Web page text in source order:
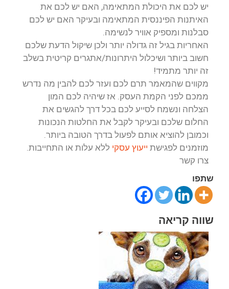
יש לכם את היכולת המתאימה, האם יש לכם את
האיתנות הפיננסית המתאימה ובעיקר האם יש לכם
סבלנות ומספיק אוויר לנשימה.
האחריות בגיל זה גדולה יותר ולכן שיקול הדעת שלכם
חשוב ביותר ושיכלול היתרונות/אתגרים קריטית בשלב
זה יותר מתמיד!
מקווים שהמאמר תרם לכם ועזר לכם להבין מה נדרש
ממכם לפני הקמת העסק. אז שיהיה לכם המון
הצלחה ונשמח לסייע לכם בכל דרך להגשים את
החלום שלכם ובעיקר לקבל את החלטות הנכונות
וכמובן להוציא אותם לפעול בדרך הטובה ביותר.
מוזמנים לפגישת ייעוץ עסקי ללא עלות או התחייבות.
צרו קשר
שתפו
שווה קריאה